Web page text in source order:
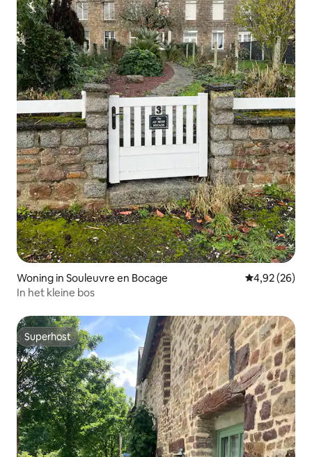
Woning in Souleuvre en Bocage Gemiddelde
4,92 (26)
In het kleine bos
Superhost
Superhost